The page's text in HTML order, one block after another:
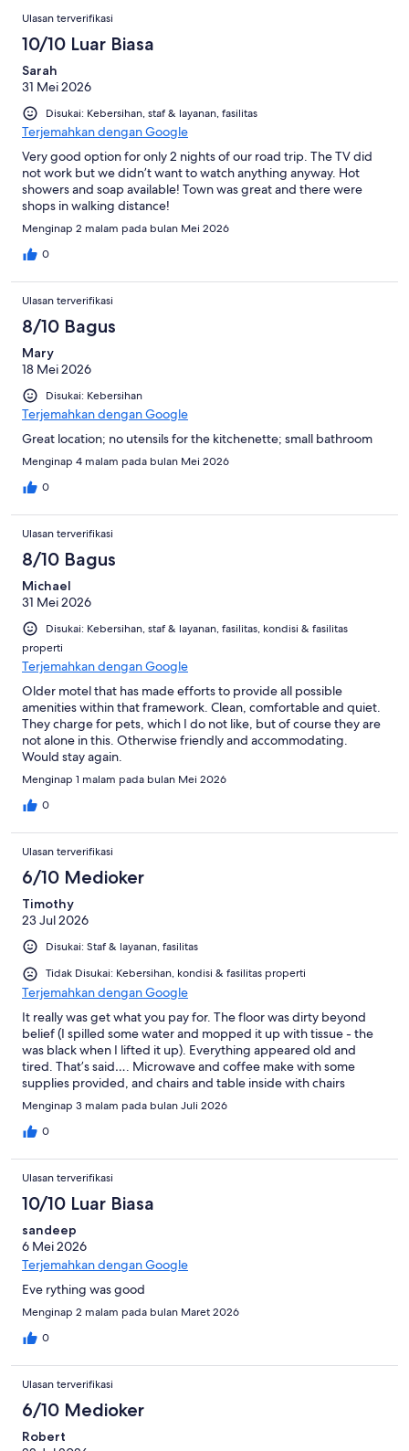
Ulasan terverifikasi
10/10 Luar Biasa
Sarah
31 Mei 2026
Disukai: Kebersihan, staf & layanan, fasilitas
Terjemahkan dengan Google
Very good option for only 2 nights of our road trip. The TV did
not work but we didn’t want to watch anything anyway. Hot
showers and soap available! Town was great and there were
shops in walking distance!
Menginap 2 malam pada bulan Mei 2026
0
Ulasan terverifikasi
8/10 Bagus
Mary
18 Mei 2026
Disukai: Kebersihan
Terjemahkan dengan Google
Great location; no utensils for the kitchenette; small bathroom
Menginap 4 malam pada bulan Mei 2026
0
Ulasan terverifikasi
8/10 Bagus
Michael
31 Mei 2026
Disukai: Kebersihan, staf & layanan, fasilitas, kondisi & fasilitas
properti
Terjemahkan dengan Google
Older motel that has made efforts to provide all possible
amenities within that framework. Clean, comfortable and quiet.
They charge for pets, which I do not like, but of course they are
not alone in this. Otherwise friendly and accommodating.
Would stay again.
Menginap 1 malam pada bulan Mei 2026
0
Ulasan terverifikasi
6/10 Medioker
Timothy
23 Jul 2026
Disukai: Staf & layanan, fasilitas
Tidak Disukai: Kebersihan, kondisi & fasilitas properti
Terjemahkan dengan Google
It really was get what you pay for. The floor was dirty beyond
belief (I spilled some water and mopped it up with tissue - the
was black when I lifted it up). Everything appeared old and
tired. That’s said…. Microwave and coffee make with some
supplies provided, and chairs and table inside with chairs
outside should you want to use them. The aircon works just fine.
The lady who checked us in was lovely. It’s clear that some work
is ongoing in the motel as workmen were there at some point.
Menginap 3 malam pada bulan Juli 2026
0
Ulasan terverifikasi
10/10 Luar Biasa
sandeep
6 Mei 2026
Terjemahkan dengan Google
Eve rything was good
Menginap 2 malam pada bulan Maret 2026
0
Ulasan terverifikasi
6/10 Medioker
Robert